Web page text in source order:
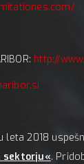
http://
leta 2018
sektorju«.